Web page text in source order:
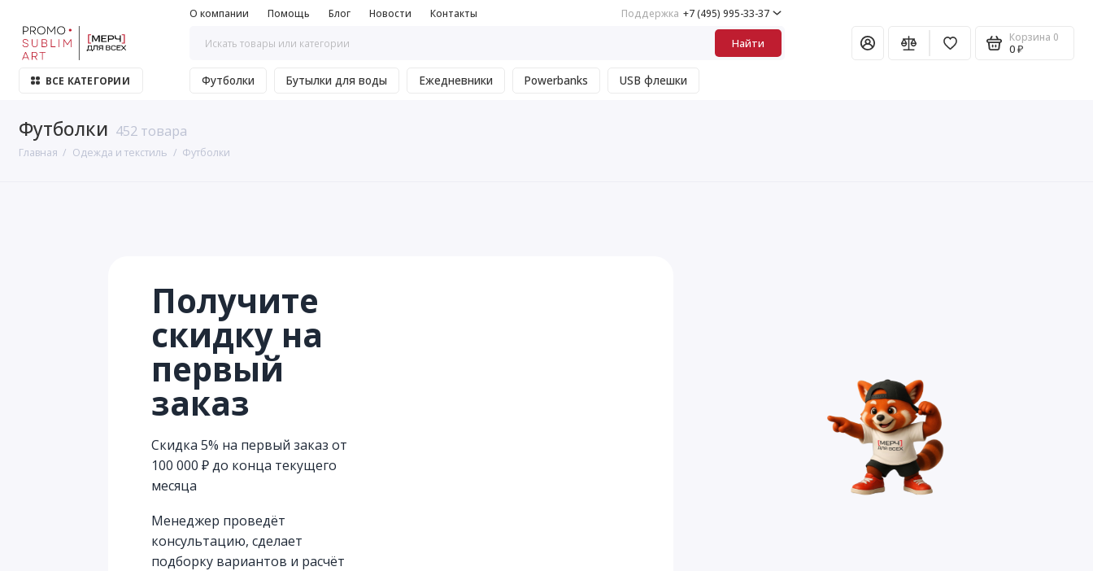
О компании Помощь Блог Новости Контакты Поддержка +7 (495) 995-33-37
Найти Корзина 0
0 ₽
ВСЕ КАТЕГОРИИ Футболки Бутылки для воды Ежедневники Powerbanks USB флешки
Футболки 452 товара
Главная Одежда и текстиль Футболки
Получите
скидку на
первый
заказ
Скидка 5% на первый заказ от
100 000 ₽ до конца текущего
месяца
Менеджер проведёт
консультацию, сделает
подборку вариантов и расчёт